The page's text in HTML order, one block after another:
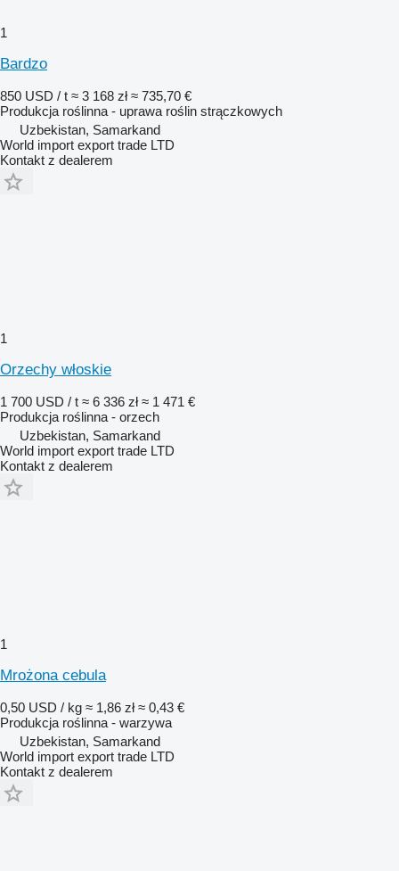
1
Bardzo
850 USD / t ≈ 3 168 zł ≈ 735,70 €
Produkcja roślinna - uprawa roślin strączkowych
Uzbekistan, Samarkand
World import export trade LTD
Kontakt z dealerem
1
Orzechy włoskie
1 700 USD / t ≈ 6 336 zł ≈ 1 471 €
Produkcja roślinna - orzech
Uzbekistan, Samarkand
World import export trade LTD
Kontakt z dealerem
1
Mrożona cebula
0,50 USD / kg ≈ 1,86 zł ≈ 0,43 €
Produkcja roślinna - warzywa
Uzbekistan, Samarkand
World import export trade LTD
Kontakt z dealerem